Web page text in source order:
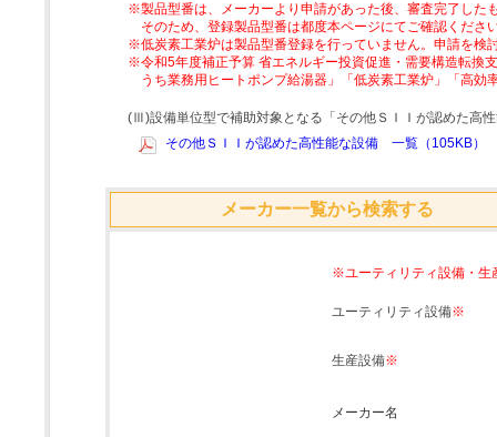
※製品型番は、メーカーより申請があった後、審査完了した
そのため、登録製品型番は都度本ページにてご確認くださ
※低炭素工業炉は製品型番登録を行っていません。申請を検
※令和5年度補正予算 省エネルギー投資促進・需要構造転換
うち業務用ヒートポンプ給湯器」「低炭素工業炉」「高
(Ⅲ)設備単位型で補助対象となる「その他ＳＩＩが認めた高
その他ＳＩＩが認めた高性能な設備 一覧（105KB）
メーカー一覧から検索する
※ユーティリティ設備・生
ユーティリティ設備※
生産設備※
メーカー名